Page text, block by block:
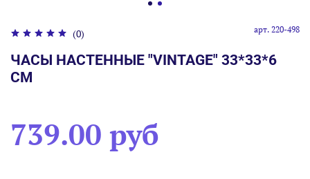
(0) арт. 220-498
ЧАСЫ НАСТЕННЫЕ "VINTAGE" 33*33*6
СМ
739.00 руб